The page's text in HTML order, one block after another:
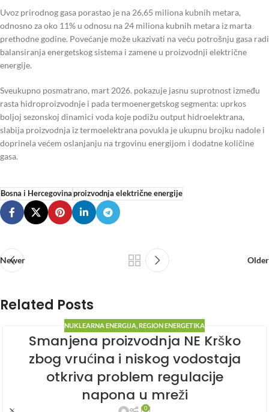
Uvoz prirodnog gasa porastao je na 26,65 miliona kubnih metara,
odnosno za oko 11% u odnosu na 24 miliona kubnih metara iz marta
prethodne godine. Povećanje može ukazivati na veću potrošnju gasa radi
balansiranja energetskog sistema i zamene u proizvodnji električne
energije.
Sveukupno posmatrano, mart 2026. pokazuje jasnu suprotnost između
rasta hidroproizvodnje i pada termoenergetskog segmenta: uprkos
boljoj sezonskoj dinamici voda koje podižu output hidroelektrana,
slabija proizvodnja iz termoelektrana povukla je ukupnu brojku nadole i
doprinela većem oslanjanju na trgovinu energijom i dodatne količine
gasa.
Bosna i Hercegovina proizvodnja električne energije
Newer Older
Related Posts
NUKLEARNA ENERGIJA REGION ENERGETIKA
Smanjena proizvodnja NE Krško
zbog vrućina i niskog vodostaja
otkriva problem regulacije
napona u mreži
0